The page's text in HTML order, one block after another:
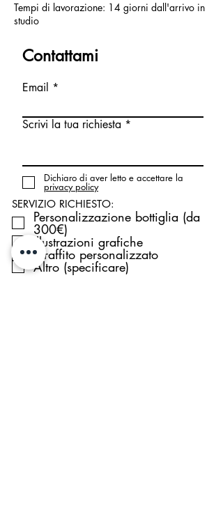
Tempi di lavorazione: 14 giorni dall'arrivo in
studio
Contattami
Email
Scrivi la tua richiesta
Dichiaro di aver letto e accettare la
privacy policy
SERVIZIO RICHIESTO:
Personalizzazione bottiglia (da
300€)
Illustrazioni grafiche
Graffito personalizzato
Altro (specificare)